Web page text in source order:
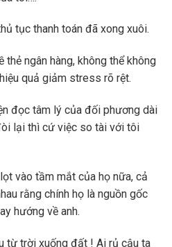
tục thanh toán đã xong xuôi.
thẻ ngân hàng, không thể không
quả giảm stress rõ rệt.
đọc tâm lý của đối phương dài
lại thì cứ việc so tài với tôi
vào tầm mắt của họ nữa, cả
rằng chính họ là nguồn gốc
hướng về anh.
từ trời xuống đất ! Ai rủ cậu ta